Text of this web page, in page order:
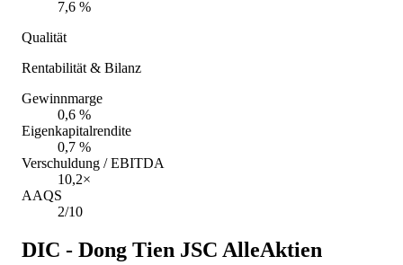
7,6 %
Qualität
Rentabilität & Bilanz
Gewinnmarge
0,6 %
Eigenkapitalrendite
0,7 %
Verschuldung / EBITDA
10,2×
AAQS
2/10
DIC - Dong Tien JSC AlleAktien